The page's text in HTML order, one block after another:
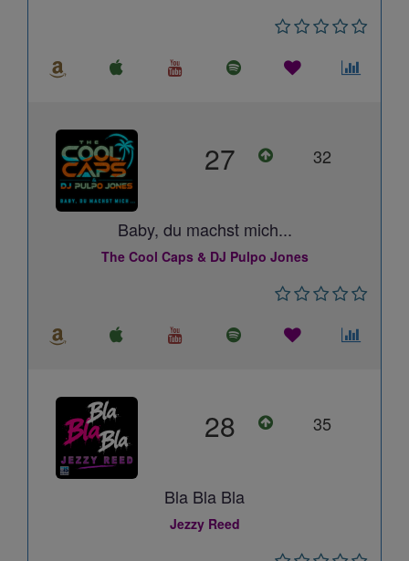
27 32
Baby, du machst mich...
The Cool Caps & DJ Pulpo Jones
28 35
Bla Bla Bla
Jezzy Reed